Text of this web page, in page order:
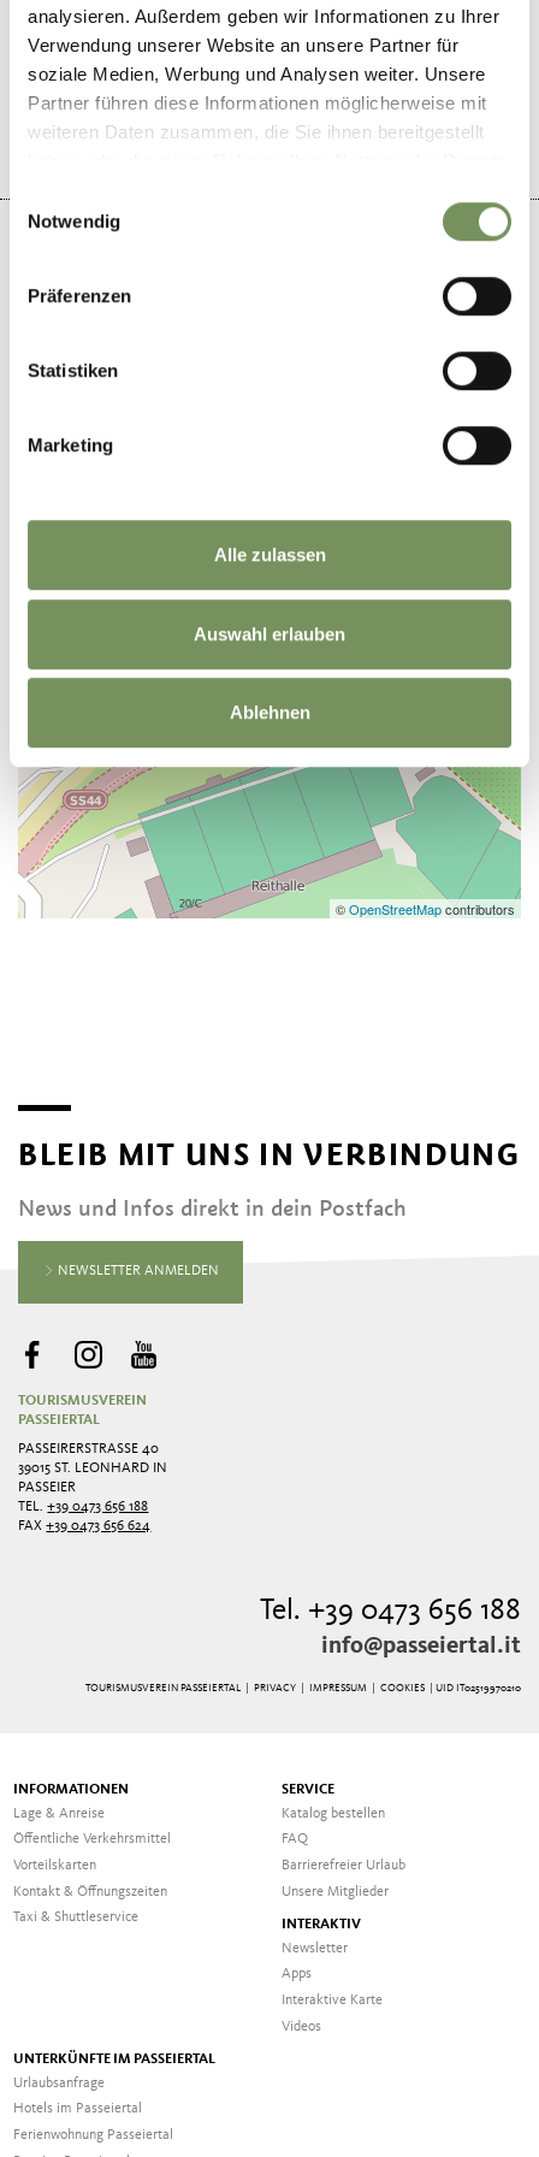
analysieren. Außerdem geben wir Informationen zu Ihrer
Verwendung unserer Website an unsere Partner für
soziale Medien, Werbung und Analysen weiter. Unsere
Partner führen diese Informationen möglicherweise mit
weiteren Daten zusammen, die Sie ihnen bereitgestellt
Einwilligungsauswahl
Notwendig
Präferenzen
Statistiken
Marketing
Alle zulassen
Auswahl erlauben
Ablehnen
WAR DER INHALT FÜR DICH HILFREICH?
JA NEIN
−
©OpenStreetMapcontributors
BLEIB MIT UNS IN VERBINDUNG
News und Infos direkt in dein Postfach
NEWSLETTER ANMELDEN
TOURISMUSVEREIN
PASSEIERTAL
PASSEIRERSTRASSE 40
39015 ST. LEONHARD IN
PASSEIER
TEL.+39 0473 656 188
FAX+39 0473 656 624
Tel. +39 0473 656 188
info@passeiertal.it
TOURISMUSVEREIN PASSEIERTAL | PRIVACY| IMPRESSUM| COOKIES | UID IT02519970210
INFORMATIONEN
Lage & Anreise
Öffentliche Verkehrsmittel
Vorteilskarten
Kontakt & Öffnungszeiten
Taxi & Shuttleservice
SERVICE
Katalog bestellen
FAQ
Barrierefreier Urlaub
Unsere Mitglieder
INTERAKTIV
Newsletter
Apps
Interaktive Karte
Videos
UNTERKÜNFTE IM PASSEIERTAL
Urlaubsanfrage
Hotels im Passeiertal
Ferienwohnung Passeiertal